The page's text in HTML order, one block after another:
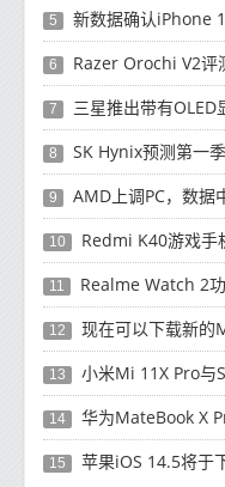
5 新数据确认iPhone
6 Razer Orochi V2评
7 三星推出带有OLED显示屏的超
8 SK Hynix预测第一季度
9 AMD上调PC，数据
10 Redmi K40游戏手
11 Realme Watch 2
12 现在可以下载新
13 小米Mi 11X Pro与
14 华为MateBook X
15 苹果iOS 14.5将于